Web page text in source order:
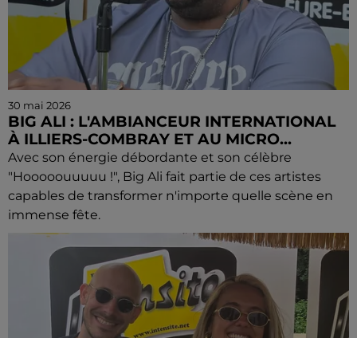
30 mai 2026
BIG ALI : L'AMBIANCEUR INTERNATIONAL
À ILLIERS-COMBRAY ET AU MICRO...
Avec son énergie débordante et son célèbre
"Hooooouuuuu !", Big Ali fait partie de ces artistes
capables de transformer n'importe quelle scène en
immense fête.